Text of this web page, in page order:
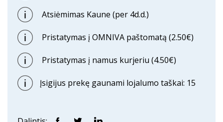
Atsiėmimas Kaune (per 4d.d.)
Pristatymas į OMNIVA paštomatą (2.50€)
Pristatymas į namus kurjeriu (4.50€)
Įsigijus prekę gaunami lojalumo taškai: 15